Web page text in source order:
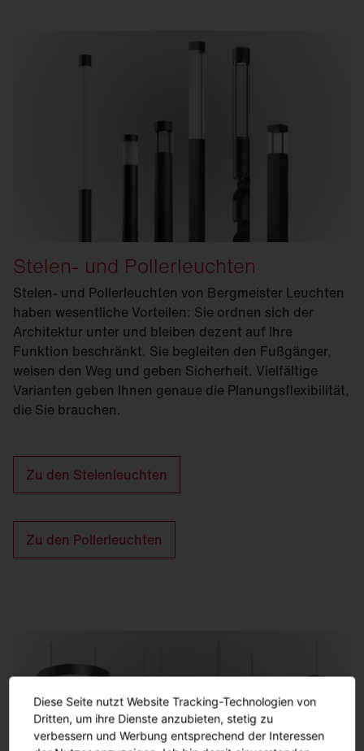
Stelen- und Pollerleuchten
Stelen- und Pollerleuchten von Bergmeister Leuchten
haben wesentliche Vorteilen: Sie ordnen sich der
Architektur unter und bleiben dezent auf Ihre
Funktion beschränkt. Sie begleiten den Fußgänger,
weisen den Weg und geben Sicherheit. Vielfältige
Varianten geben Ihnen genaue die Planungsflexibilität,
die Sie brauchen.
Zu den Stelenleuchten
Zu den Pollerleuchten
Diese Seite nutzt Website Tracking-Technologien von
Dritten, um ihre Dienste anzubieten, stetig zu
verbessern und Werbung entsprechend der Interessen